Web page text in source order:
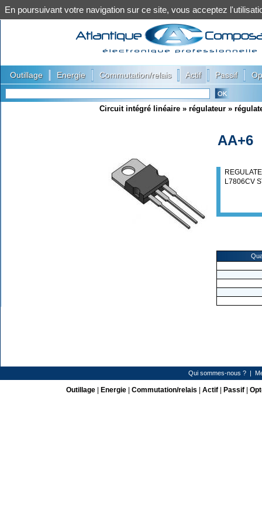
Outillage Energie Commutation/relais Actif Passif
Circuit intégré linéaire » régulateur »
AA+6
L7806CV
Qui sommes-nous ? |
Outillage| Energie| Commutation/relais Actif| Passif|
En poursuivant votre navigation sur ce site, vous acceptez